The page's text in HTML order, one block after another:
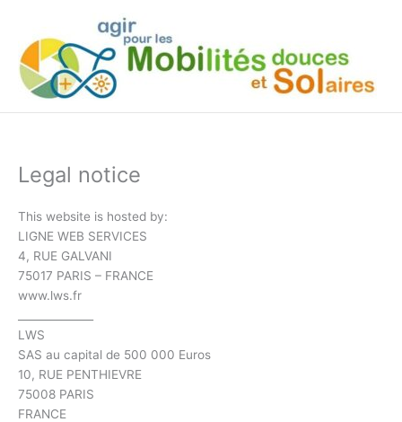
content
Legal notice
This website is hosted by:
LIGNE WEB SERVICES
4, RUE GALVANI
75017 PARIS – FRANCE
www.lws.fr
LWS
SAS au capital de 500 000 Euros
10, RUE PENTHIEVRE
75008 PARIS
FRANCE